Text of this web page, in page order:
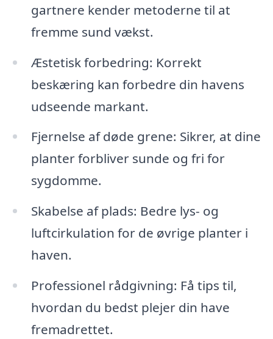
gartnere kender metoderne til at
fremme sund vækst.
Æstetisk forbedring: Korrekt
beskæring kan forbedre din havens
udseende markant.
Fjernelse af døde grene: Sikrer, at dine
planter forbliver sunde og fri for
sygdomme.
Skabelse af plads: Bedre lys- og
luftcirkulation for de øvrige planter i
haven.
Professionel rådgivning: Få tips til,
hvordan du bedst plejer din have
fremadrettet.